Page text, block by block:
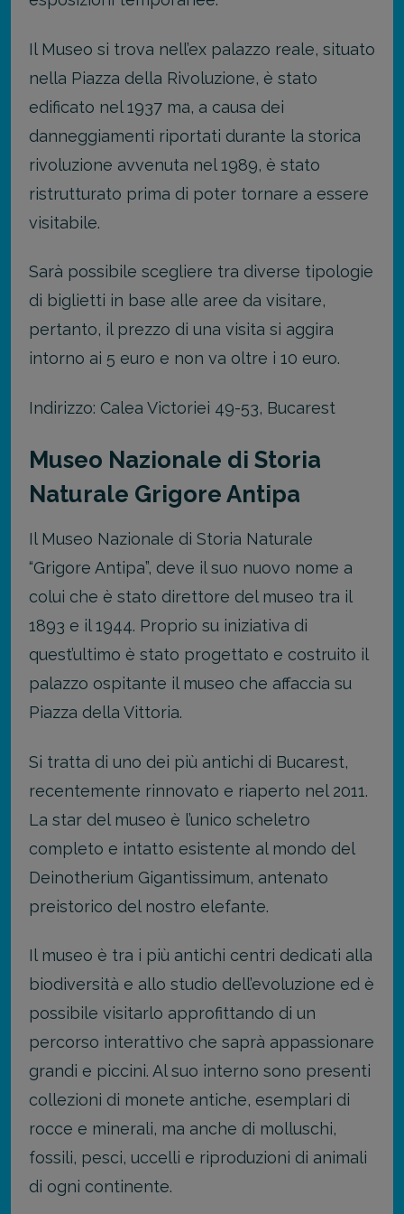
Il Museo si trova nell’ex palazzo reale, situato
nella Piazza della Rivoluzione, è stato
edificato nel 1937 ma, a causa dei
danneggiamenti riportati durante la storica
rivoluzione avvenuta nel 1989, è stato
ristrutturato prima di poter tornare a essere
visitabile.
Sarà possibile scegliere tra diverse tipologie
di biglietti in base alle aree da visitare,
pertanto, il prezzo di una visita si aggira
intorno ai 5 euro e non va oltre i 10 euro.
Indirizzo: Calea Victoriei 49-53, Bucarest
Museo Nazionale di Storia
Naturale Grigore Antipa
Il Museo Nazionale di Storia Naturale
“Grigore Antipa”, deve il suo nuovo nome a
colui che è stato direttore del museo tra il
1893 e il 1944. Proprio su iniziativa di
quest’ultimo è stato progettato e costruito il
palazzo ospitante il museo che affaccia su
Piazza della Vittoria.
Si tratta di uno dei più antichi di Bucarest,
recentemente rinnovato e riaperto nel 2011.
La star del museo è l’unico scheletro
completo e intatto esistente al mondo del
Deinotherium Gigantissimum, antenato
preistorico del nostro elefante.
Il museo è tra i più antichi centri dedicati alla
biodiversità e allo studio dell’evoluzione ed è
possibile visitarlo approfittando di un
percorso interattivo che saprà appassionare
grandi e piccini. Al suo interno sono presenti
collezioni di monete antiche, esemplari di
rocce e minerali, ma anche di molluschi,
fossili, pesci, uccelli e riproduzioni di animali
di ogni continente.